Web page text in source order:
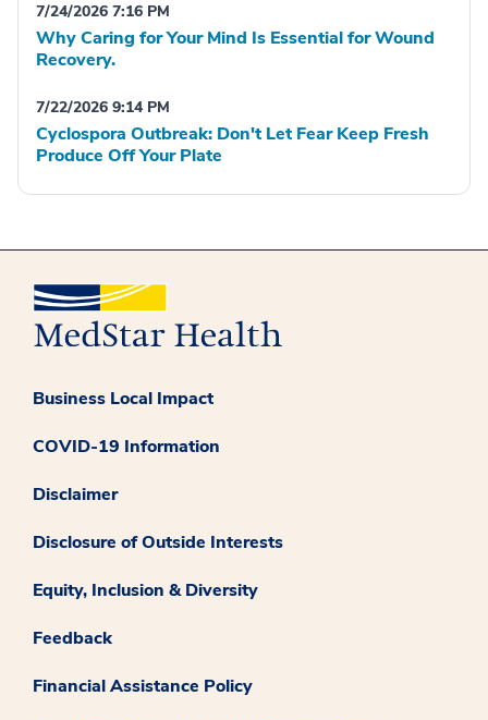
7/24/2026 7:16 PM
Why Caring for Your Mind Is Essential for Wound
Recovery.
7/22/2026 9:14 PM
Cyclospora Outbreak: Don't Let Fear Keep Fresh
Produce Off Your Plate
Business Local Impact
COVID-19 Information
Disclaimer
Disclosure of Outside Interests
Equity, Inclusion & Diversity
Feedback
Financial Assistance Policy